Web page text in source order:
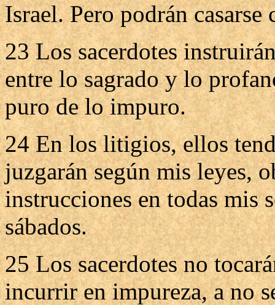
Israel. Pero podrán
23 Los sacerdotes
entre lo sagrado y lo
puro de lo impuro.
24 En los litigios, ellos
juzgarán según mis leyes,
instrucciones en todas mis
sábados.
25 Los sacerdotes no
incurrir en impureza, a no